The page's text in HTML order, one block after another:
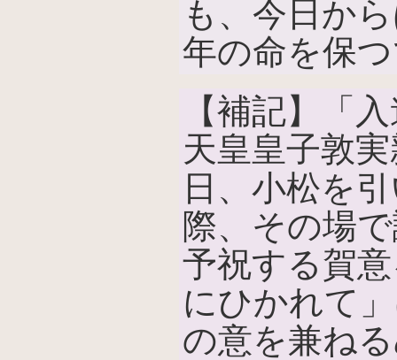
も、今日か
年の命を保
【補記】「
天皇皇子敦
日、小松を
際、その場
予祝する賀
にひかれて
の意を兼ね